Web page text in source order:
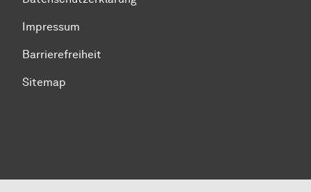
Impressum
Barrierefreiheit
Sitemap